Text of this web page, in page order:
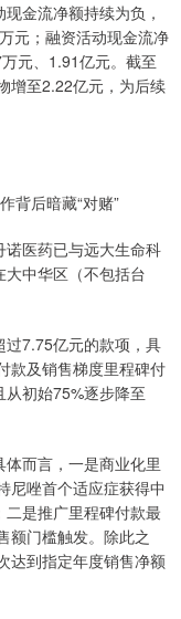
金流净额持续为负，
元；融资活动现金流净
元、1.91亿元。截至
增至2.22亿元，为后续
后暗藏“对赌”
医药已与远大生命科
中华区（不包括台
7.75亿元的款项，具
款及销售梯度里程碑付
初始75%逐步降至
而言，一是商业化里
尼唑首个适应症获得中
是推广里程碑付款最
额门槛触发。除此之
达到指定年度销售净额